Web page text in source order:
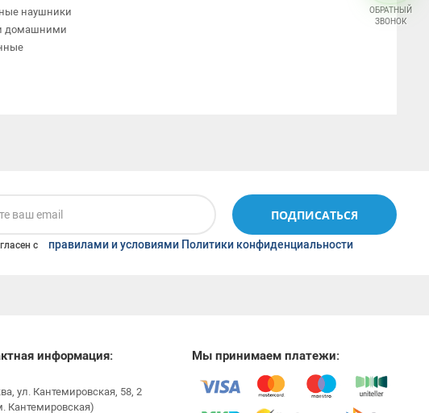
ОБРАТНЫЙ
ЗВОНОК
наушники
домашними
ПОДПИСАТЬСЯ
с правилами и условиями Политики конфиденциальности
информация:
ул. Кантемировская, 58, 2
Кантемировская)
Мы принимаем платежи: